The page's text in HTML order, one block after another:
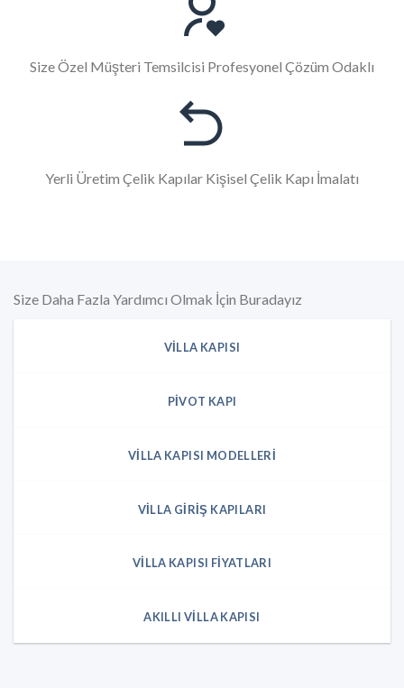
Size Özel Müşteri Temsilcisi Profesyonel Çözüm Odaklı
Yerli Üretim Çelik Kapılar Kişisel Çelik Kapı İmalatı
Size Daha Fazla Yardımcı Olmak İçin Buradayız
VILLA KAPISI
PIVOT KAPI
VILLA KAPISI MODELLERI
VILLA GIRIŞ KAPILARI
VILLA KAPISI FIYATLARI
AKILLI VILLA KAPISI